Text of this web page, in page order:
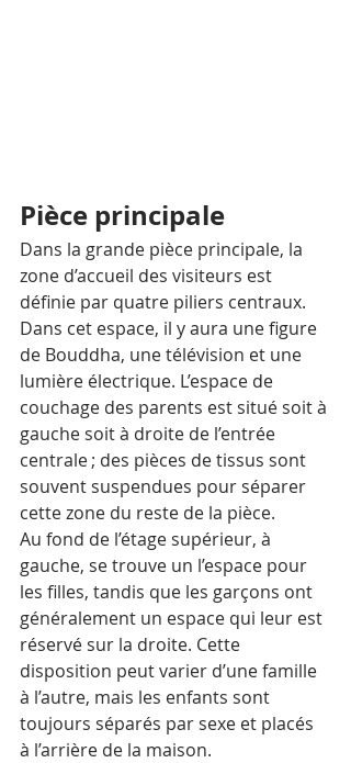
Pièce principale
Dans la grande pièce principale, la
zone d’accueil des visiteurs est
définie par quatre piliers centraux.
Dans cet espace, il y aura une figure
de Bouddha, une télévision et une
lumière électrique. L’espace de
couchage des parents est situé soit à
gauche soit à droite de l’entrée
centrale ; des pièces de tissus sont
souvent suspendues pour séparer
cette zone du reste de la pièce.
Au fond de l’étage supérieur, à
gauche, se trouve un l’espace pour
les filles, tandis que les garçons ont
généralement un espace qui leur est
réservé sur la droite. Cette
disposition peut varier d’une famille
à l’autre, mais les enfants sont
toujours séparés par sexe et placés
à l’arrière de la maison.